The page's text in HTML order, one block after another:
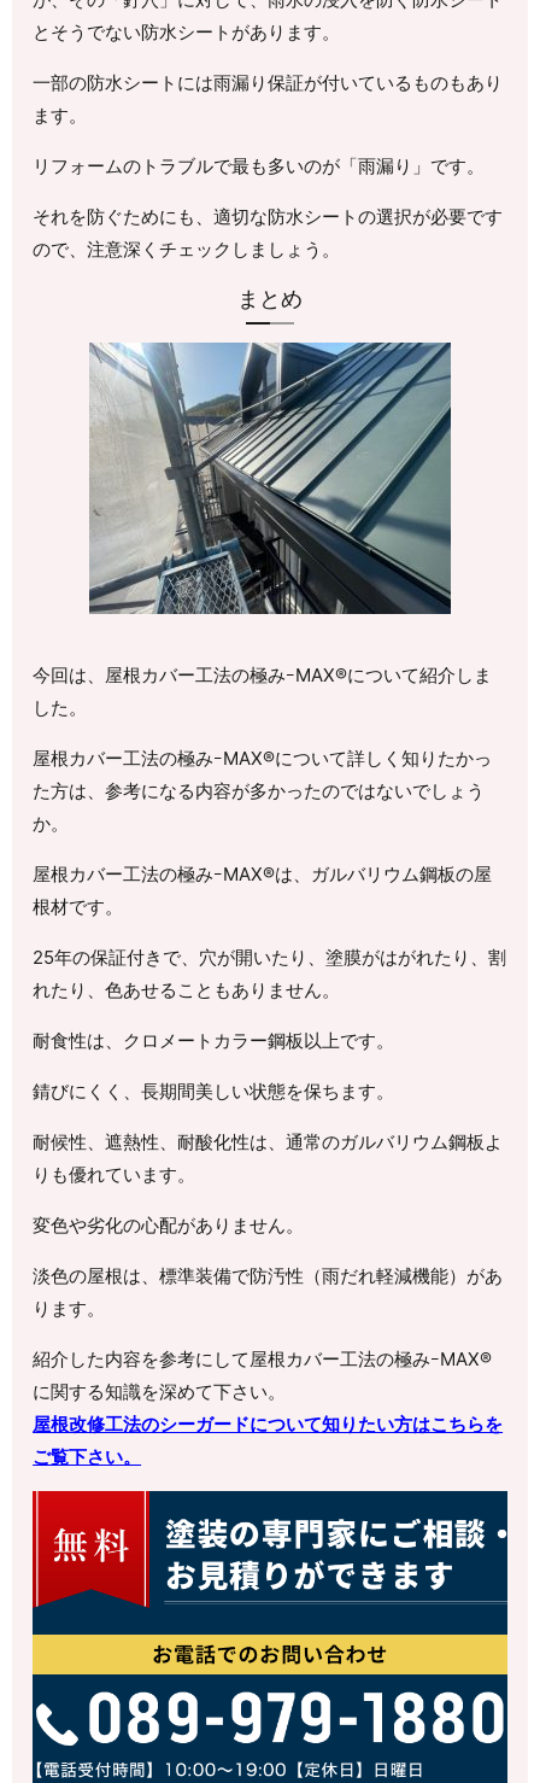
とそうでない防水シートがあります。
一部の防水シートには雨漏り保証が付いているものもあり
ます。
リフォームのトラブルで最も多いのが「雨漏り」です。
それを防ぐためにも、適切な防水シートの選択が必要です
ので、注意深くチェックしましょう。
まとめ
今回は、屋根カバー工法の極みｰMAX®について紹介しま
した。
屋根カバー工法の極みｰMAX®について詳しく知りたかっ
た方は、参考になる内容が多かったのではないでしょう
か。
屋根カバー工法の極みｰMAX®は、ガルバリウム鋼板の屋
根材です。
25年の保証付きで、穴が開いたり、塗膜がはがれたり、割
れたり、色あせることもありません。
耐食性は、クロメートカラー鋼板以上です。
錆びにくく、長期間美しい状態を保ちます。
耐候性、遮熱性、耐酸化性は、通常のガルバリウム鋼板よ
りも優れています。
変色や劣化の心配がありません。
淡色の屋根は、標準装備で防汚性（雨だれ軽減機能）があ
ります。
紹介した内容を参考にして屋根カバー工法の極みｰMAX®
に関する知識を深めて下さい。
屋根改修工法のシーガードについて知りたい方はこちらを
ご覧下さい。